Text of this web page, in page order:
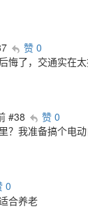
赞 0
悔了，交通实在太
#38
赞 0
？我准备搞个电
0
合养老